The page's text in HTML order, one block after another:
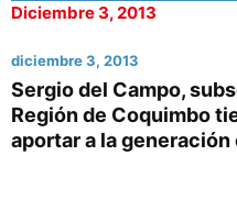
Diciembre 3, 2013
diciembre 3, 2013
Sergio del Campo,
Región de Coquimbo
aportar a la generación